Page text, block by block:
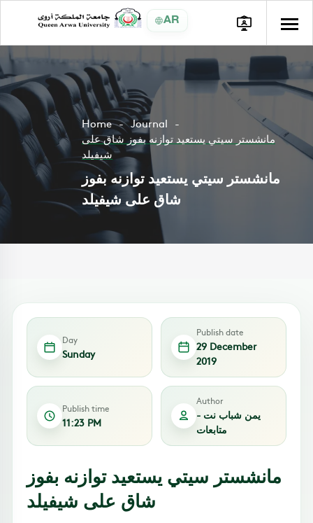
AR
Home
Journal
مانشستر سيتي يستعيد توازنه بفوز شاق على
شيفيلد
مانشستر سيتي يستعيد توازنه بفوز
شاق على شيفيلد
Day
Sunday
Publish date
29 December
2019
Publish time
11:23 PM
Author
يمن شباب نت -
متابعات
مانشستر سيتي يستعيد توازنه بفوز
شاق على شيفيلد